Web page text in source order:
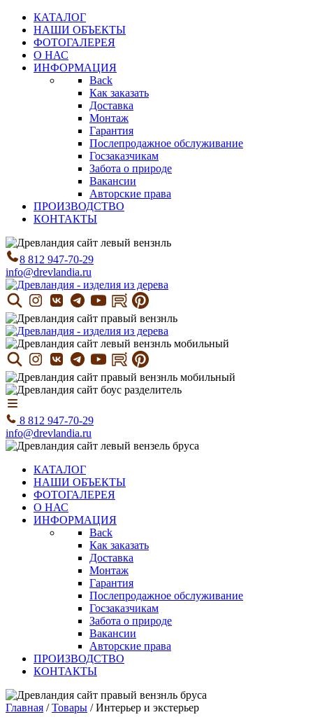
КАТАЛОГ
НАШИ ОБЪЕКТЫ
ФОТОГАЛЕРЕЯ
О НАС
ИНФОРМАЦИЯ
Back
Как заказать
Доставка
Монтаж
Гарантия
Послепродажное обслуживание
Госзаказчикам
Забота о природе
Вакансии
Авторские права
ПРОИЗВОДСТВО
КОНТАКТЫ
8 812 947-70-29
info@drevlandia.ru
8 812 947-70-29
info@drevlandia.ru
КАТАЛОГ
НАШИ ОБЪЕКТЫ
ФОТОГАЛЕРЕЯ
О НАС
ИНФОРМАЦИЯ
Back
Как заказать
Доставка
Монтаж
Гарантия
Послепродажное обслуживание
Госзаказчикам
Забота о природе
Вакансии
Авторские права
ПРОИЗВОДСТВО
КОНТАКТЫ
Главная /Товары /Интерьер и экстерьер